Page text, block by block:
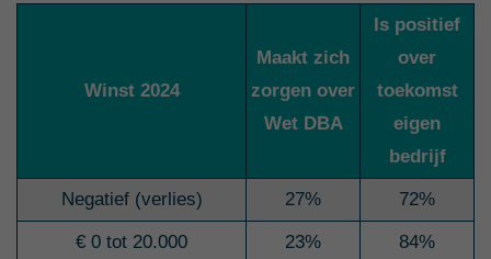
Winst 2024
Maakt zich
zorgen over
Wet DBA
Is positief
over
toekomst
eigen
bedrijf
Negatief (verlies) 27% 72%
€ 0 tot 20.000 23% 84%